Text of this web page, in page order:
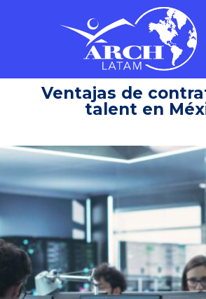
Ventajas de
talent en